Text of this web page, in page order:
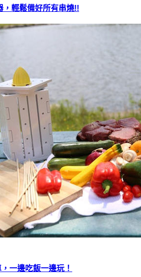
輕鬆備好所有串燒!!
一邊吃飯一邊玩！